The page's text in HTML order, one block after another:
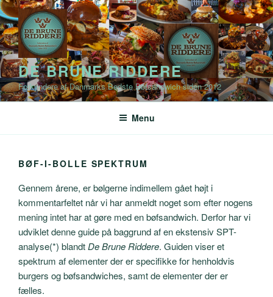
Videre
til
indhold
DE BRUNE RIDDERE
Forkyndere af Danmarks Bedste Bøfsandwich siden 2012
Menu
BØF-I-BOLLE SPEKTRUM
Gennem årene, er bølgerne indimellem gået højt i
kommentarfeltet når vi har anmeldt noget som efter nogens
mening intet har at gøre med en bøfsandwich. Derfor har vi
udviklet denne guide på baggrund af en ekstensiv SPT-
analyse(*) blandt De Brune Riddere. Guiden viser et
spektrum af elementer der er specifikke for henholdvis
burgers og bøfsandwiches, samt de elementer der er
fælles.